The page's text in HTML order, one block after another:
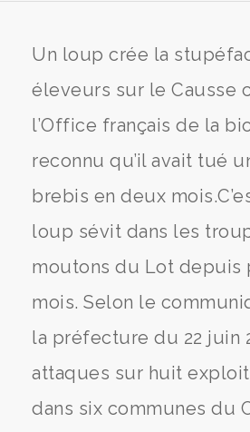
Un loup crée la
éleveurs sur le Causse
l’Office français de la
reconnu qu’il avait tué
brebis en deux
loup sévit dans les
moutons du Lot depuis
mois. Selon le
la préfecture du 22 juin
attaques sur huit
dans six communes du